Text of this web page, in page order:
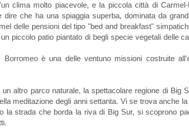
clima molto piacevole, e la piccola città di
dire che ha una spiaggia superba, dominata da
delle pensioni del tipo "bed and breakfast"
piccolo patio piantato di begli specie vegetali delle
è una delle ventuno missioni costruite
altro parco naturale, la spettacolare regione di Big
meditazione degli anni settanta. Vi se trova anche
la strada che borda la riva di Big Sur, si scoprono